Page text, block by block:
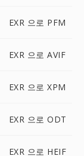
EXR 으로 PFM
EXR 으로 AVIF
EXR 으로 XPM
EXR 으로 ODT
EXR 으로 HEIF